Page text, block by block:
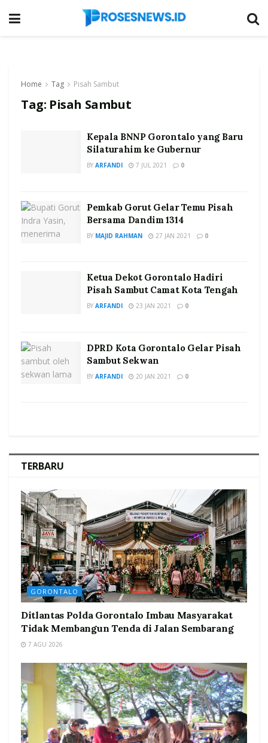
Home Tag Pisah Sambut
Tag: Pisah Sambut
Kepala BNNP Gorontalo yang Baru
Silaturahim ke Gubernur
BY ARFANDI 7 JUL 2021 0
Pemkab Gorut Gelar Temu Pisah
Bersama Dandim 1314
BY MAJID RAHMAN 27 JAN 2021 0
Ketua Dekot Gorontalo Hadiri
Pisah Sambut Camat Kota Tengah
BY ARFANDI 23 JAN 2021 0
DPRD Kota Gorontalo Gelar Pisah
Sambut Sekwan
BY ARFANDI 20 JAN 2021 0
TERBARU
GORONTALO
Ditlantas Polda Gorontalo Imbau Masyarakat
Tidak Membangun Tenda di Jalan Sembarang
7 AGU 2026